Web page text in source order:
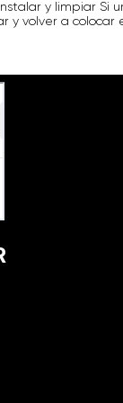
y limpiar Si
y volver a colocar